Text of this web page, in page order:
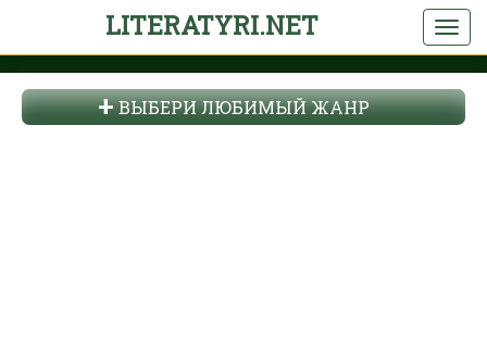
LITERATYRI.NET
ВЫБЕРИ ЛЮБИМЫЙ ЖАНР